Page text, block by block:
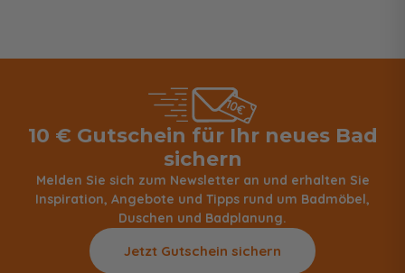
10 € Gutschein für Ihr neues Bad
sichern
Melden Sie sich zum Newsletter an und erhalten Sie
Inspiration, Angebote und Tipps rund um Badmöbel,
Duschen und Badplanung.
Jetzt Gutschein sichern